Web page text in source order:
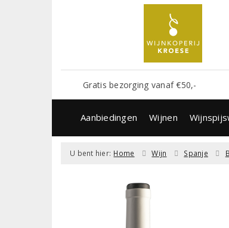
Gratis bezorging vanaf €50,-
Aanbiedingen Wijnen
U bent hier: Home Wijn Spanje